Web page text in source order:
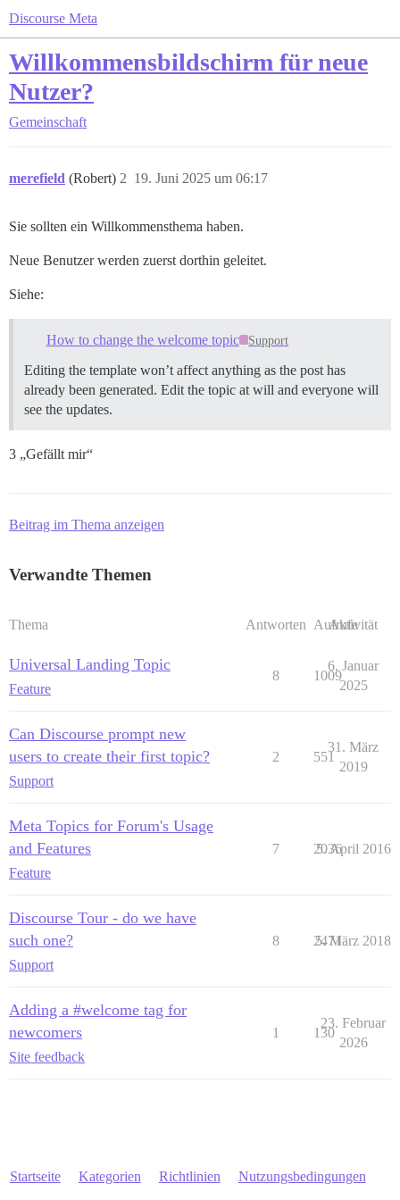
Discourse Meta
Willkommensbildschirm für neue
Nutzer?
Gemeinschaft
merefield (Robert) 19. Juni 2025 um 06:17
2
Sie sollten ein Willkommensthema haben.
Neue Benutzer werden zuerst dorthin geleitet.
Siehe:
How to change the welcome topic Support
Editing the template won’t affect anything as the post has
already been generated. Edit the topic at will and everyone will
see the updates.
3 „Gefällt mir“
Beitrag im Thema anzeigen
Verwandte Themen
Thema Antworten Aufrufe
Aktivität
Universal Landing Topic
Feature
8 1009
6. Januar
2025
Can Discourse prompt new
users to create their first topic?
Support
2 551
31. März
2019
Meta Topics for Forum's Usage
and Features
Feature
7 2036
5. April 2016
Discourse Tour - do we have
such one?
Support
8 2471
5. März 2018
Adding a #welcome tag for
newcomers
Site feedback
1 130
23. Februar
2026
Startseite Kategorien Richtlinien Nutzungsbedingungen